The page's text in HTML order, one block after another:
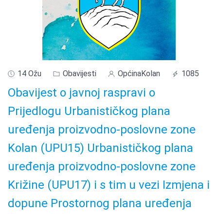
14 Ožu Obavijesti OpćinaKolan 1085
Obavijest o javnoj raspravi o
Prijedlogu Urbanističkog plana
uređenja proizvodno-poslovne zone
Kolan (UPU15) Urbanističkog plana
uređenja proizvodno-poslovne zone
Križine (UPU17) i s tim u vezi Izmjena i
dopune Prostornog plana uređenja